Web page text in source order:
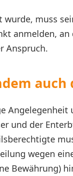
wurde, muss
anmelden,
Anspruch.
und der
wegen
Bewährung)